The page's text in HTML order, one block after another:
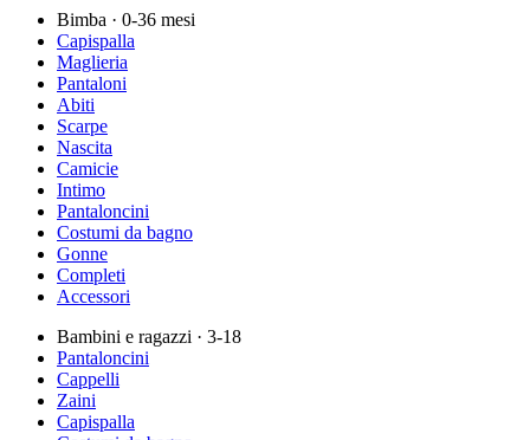
Bimba · 0-36 mesi
Capispalla
Maglieria
Pantaloni
Abiti
Scarpe
Nascita
Camicie
Intimo
Pantaloncini
Costumi da bagno
Gonne
Completi
Accessori
Bambini e ragazzi · 3-18
Pantaloncini
Cappelli
Zaini
Capispalla